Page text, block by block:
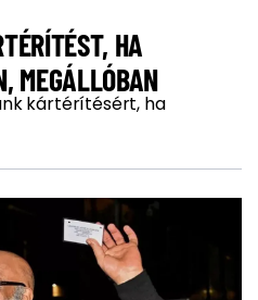
HA
MEGÁLLÓBAN
kártérítésért, ha